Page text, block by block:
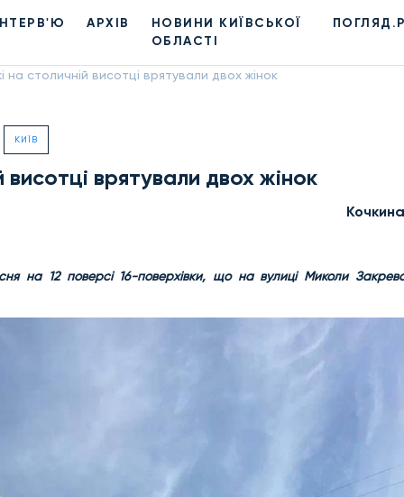
АРХІВ
НОВИНИ КИЇВСЬКОЇ
ОБЛАСТІ
на столичній висотці врятували двох жінок
КИЇВ
врятували двох жінок
на 12 поверсі 16-поверхівки, що на вулиці Миколи